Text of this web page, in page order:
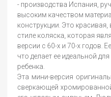
- производства Испания,
высоким качеством
конструкции. Это красивая,
стиле коляска, которая
версии с 60-х и 70-х годов.
что делает ее идеальной
ребенка.
Эта мини-версия
сверкающей